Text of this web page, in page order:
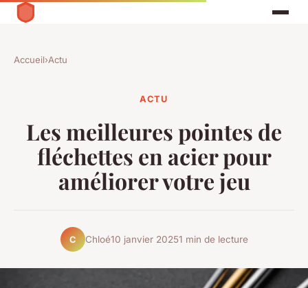
Accueil›Actu
ACTU
Les meilleures pointes de
fléchettes en acier pour
améliorer votre jeu
C Chloé10 janvier 20251 min de lecture